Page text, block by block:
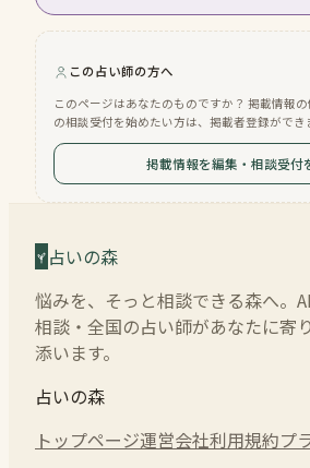
この占い師の方へ
このページはあなたのものですか？ 掲載情報
の相談受付を始めたい方は、掲載者登録ができ
掲載情報を編集・相談受付
占いの森
悩みを、そっと相談できる森へ。AI
相談・全国の占い師があなたに寄り
添います。
占いの森
トップページ運営会社利用規約プ